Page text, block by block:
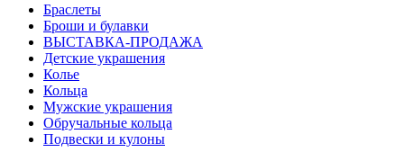
Браслеты
Броши и булавки
ВЫСТАВКА-ПРОДАЖА
Детские украшения
Колье
Кольца
Мужские украшения
Обручальные кольца
Подвески и кулоны